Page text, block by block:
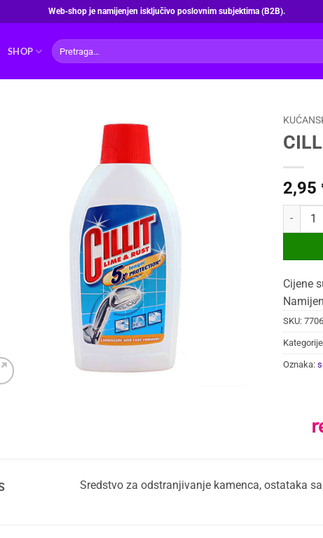
Web‑shop je namijenjen isključivo poslovnim subjektima (B2B).
SHOP
Pretraži:
2,95
CILLIT
Cijene
SKU:
Oznaka:
Sredstvo za odstranjivanje kamenca, ostataka